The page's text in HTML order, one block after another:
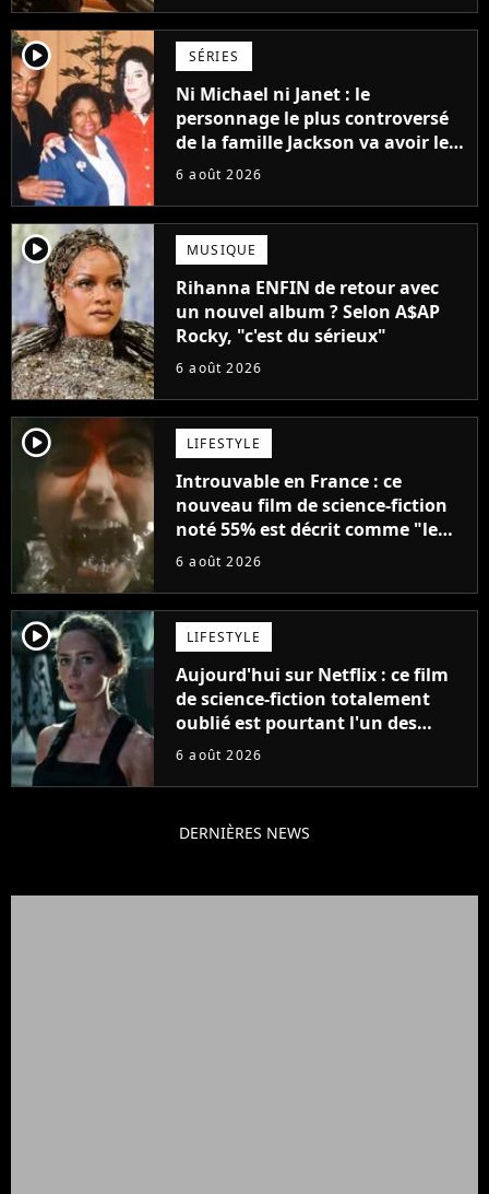
player2 SÉRIES
Ni Michael ni Janet : le
personnage le plus controversé
de la famille Jackson va avoir le
droit à sa propre série
6 août 2026
player2 MUSIQUE
Rihanna ENFIN de retour avec
un nouvel album ? Selon A$AP
Rocky, "c'est du sérieux"
6 août 2026
player2 LIFESTYLE
Introuvable en France : ce
nouveau film de science-fiction
noté 55% est décrit comme "le
plus stupide de l'année"
6 août 2026
player2 LIFESTYLE
Aujourd'hui sur Netflix : ce film
de science-fiction totalement
oublié est pourtant l'un des
meilleurs des années 2010
6 août 2026
DERNIÈRES NEWS